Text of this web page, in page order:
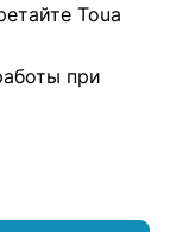
Toua
при